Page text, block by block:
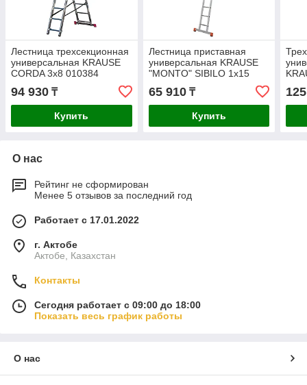
Лестница трехсекционная
универсальная KRAUSE
CORDA 3x8 010384
94 930 ₸
Купить
Лестница приставная
универсальная KRAUSE
"MONTO" SIBILO 1x15
65 910₸
Купить
О нас
Рейтинг не сформирован
Менее 5 отзывов за последний год
Работает с 17.01.2022
г. Актобе
Актобе, Казахстан
Контакты
Сегодня работает с 09:00 до 18:00
Показать весь график работы
О нас